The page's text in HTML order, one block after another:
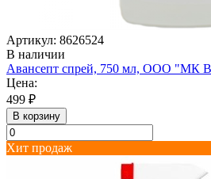
Артикул: 8626524
В наличии
Авансепт спрей, 750 мл, ООО "МК
Цена:
499 ₽
В корзину
Хит продаж